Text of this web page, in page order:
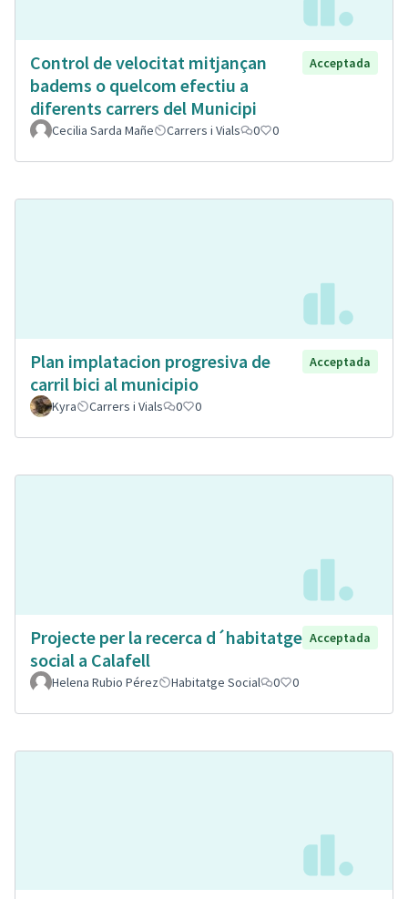
Control de velocitat mitjançan
badems o quelcom efectiu a
diferents carrers del Municipi
Acceptada
Cecilia Sarda Mañe Carrers i Vials 0 0
Plan implatacion progresiva de
carril bici al municipio
Acceptada
Kyra Carrers i Vials 0 0
Projecte per la recerca d´habitatge
social a Calafell
Acceptada
Helena Rubio Pérez Habitatge Social 0 0